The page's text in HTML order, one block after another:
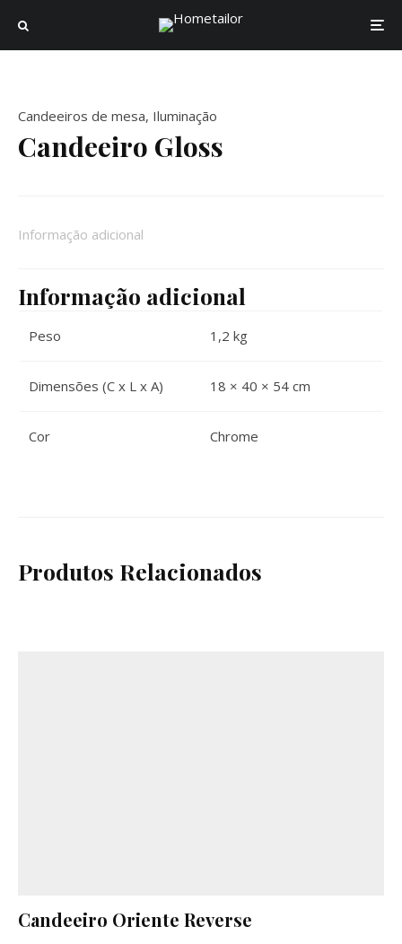
Candeeiros de mesa, Iluminação
Candeeiro Gloss
Informação adicional
Informação adicional
Peso 1,2 kg
Dimensões (C x L x A) 18 × 40 × 54 cm
Cor Chrome
Produtos Relacionados
Candeeiro Oriente Reverse